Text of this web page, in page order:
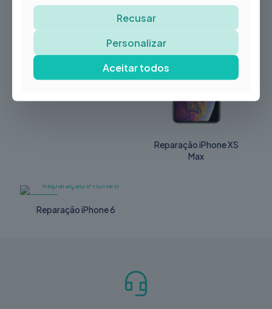
Produtos Relacionados
Playstation 3 Slim
Reparação iPhone XS
Max
Reparação iPhone 6
Recusar
Personalizar
Aceitar todos